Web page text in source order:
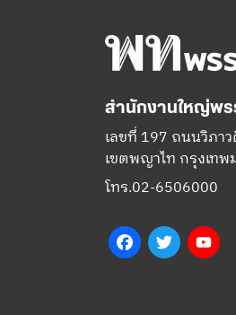
สำนักงานใหญ่พร
เลขที่ 197 ถนนวิภา
เขตพญาไท กรุงเท
โทร.02-6506000
FacebookTwitter